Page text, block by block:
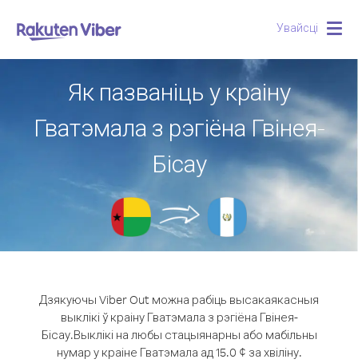
Увайсці
Як пазваніць у краіну
Гватэмала з рэгіёна Гвінея-
Бісау
Дзякуючы Viber Out можна рабіць высакаякасныя
выклікі ў краіну Гватэмала з рэгіёна Гвінея-
Бісау.Выклікі на любы стацыянарны або мабільны
нумар у краіне Гватэмала ад 15.0 ¢ за хвіліну.